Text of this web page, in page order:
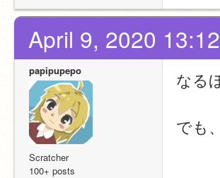
April 9, 2020
papipupepo
Scratcher
100+ posts
なる
でも